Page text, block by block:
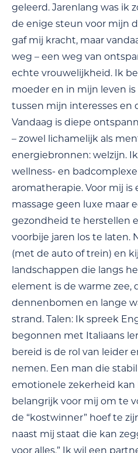
geleerd. Jarenlang was ik
de enige steun voor mijn
gaf mij kracht, maar
weg – een weg van
echte vrouwelijkheid. Ik
moeder en in mijn leven
tussen mijn interesses en
Vandaag is diepe
– zowel lichamelijk als
energiebronnen: welzijn. Ik
wellness- en
aromatherapie. Voor mij is
massage geen luxe maar
gezondheid te herstellen
voorbije jaren los te laten.
(met de auto of trein) en
landschappen die langs
element is de warme zee,
dennenbomen en lange
strand. Talen: Ik spreek
begonnen met Italiaans
bereid is de rol van leider
nemen. Een man die
emotionele zekerheid kan
belangrijk voor mij om te
de “kostwinner” hoef te
naast mij staat die kan
voor alles.” Ik wil een